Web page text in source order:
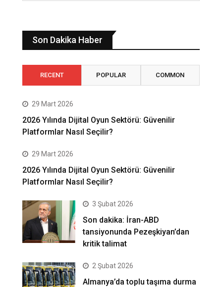
Son Dakika Haber
RECENT POPULAR COMMON
29 Mart 2026
2026 Yılında Dijital Oyun Sektörü: Güvenilir
Platformlar Nasıl Seçilir?
29 Mart 2026
2026 Yılında Dijital Oyun Sektörü: Güvenilir
Platformlar Nasıl Seçilir?
3 Şubat 2026
Son dakika: İran-ABD
tansiyonunda Pezeşkiyan’dan
kritik talimat
2 Şubat 2026
Almanya’da toplu taşıma durma